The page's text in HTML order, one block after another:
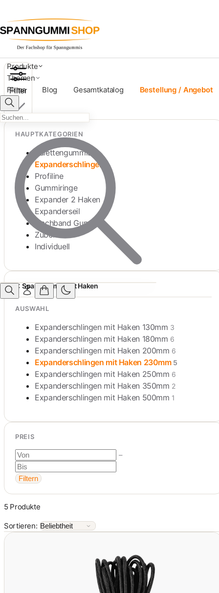
Produkte
Themen
Firma
Blog Gesamtkatalog Bestellung / Angebot
Expanderschlingen mit
Filter
HAUPTKATEGORIEN
Palettengummis
Expanderschlingen
Profiline
Gummiringe
Expander 2 Haken
Expanderseil
Flachband Gummi
Zubehör
Individuell
Spanngummi mit Haken
AUSWAHL
Expanderschlingen mit Haken 130mm 3
Expanderschlingen mit Haken 180mm 6
Expanderschlingen mit Haken 200mm 6
Expanderschlingen mit Haken 230mm 5
Expanderschlingen mit Haken 250mm 6
Expanderschlingen mit Haken 350mm 2
Expanderschlingen mit Haken 500mm 1
PREIS
–
Filtern
5 Produkte
Sortieren: